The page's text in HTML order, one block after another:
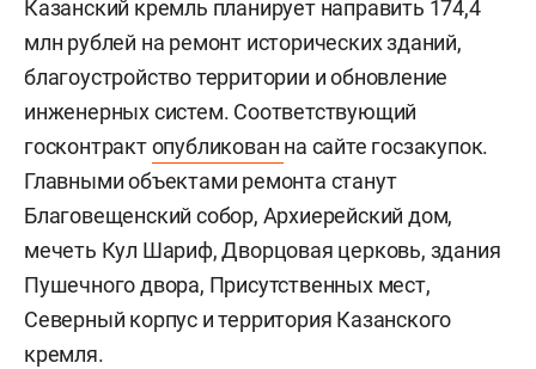
Казанский кремль планирует направить 174,4
млн рублей на ремонт исторических зданий,
благоустройство территории и обновление
инженерных систем. Соответствующий
госконтрактопубликован на сайте госзакупок.
Главными объектами ремонта станут
Благовещенский собор, Архиерейский дом,
мечеть Кул Шариф, Дворцовая церковь, здания
Пушечного двора, Присутственных мест,
Северный корпус и территория Казанского
кремля.